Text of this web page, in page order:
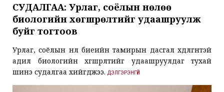
СУДАЛГАА: Урлаг, соёлын нөлөө
биологийн хөгшрөлтийг удаашруулж
буйг тогтоов
Урлаг, соёлын нөлөө биеийн тамирын дасгал хөдөлгөөнтэй
адил биологийн хөгшрөлтийг удаашруулдаг тухай
шинэ судалгаа хийгджээ. ДЭЛГЭРЭНГҮЙ